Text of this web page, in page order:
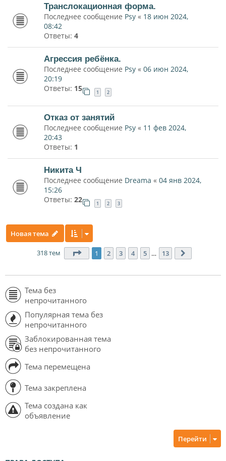
Транслокационная форма.
Последнее сообщение Psy « 18 июн 2024,
08:42
Ответы: 4
Агрессия ребёнка.
Последнее сообщение Psy « 06 июн 2024,
20:19
Ответы: 15 1 2
Отказ от занятий
Последнее сообщение Psy « 11 фев 2024,
20:43
Ответы: 1
Никита Ч
Последнее сообщение Dreama « 04 янв 2024,
15:26
Ответы: 22 1 2 3
Новая тема
318 тем Страница 1из 13
1 2 3 4 5 … 13
Тема без
непрочитанного
Популярная тема без
непрочитанного
Заблокированная тема
без непрочитанного
Тема перемещена
Тема закреплена
Тема создана как
объявление
Перейти